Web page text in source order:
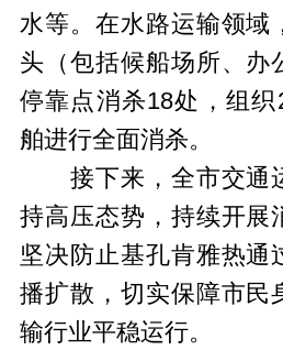
水等。在水路运输领域
头（包括候船场所、办
停靠点消杀18处，组
舶进行全面消杀。
接下来，全市交通
持高压态势，持续开展
坚决防止基孔肯雅热通
播扩散，切实保障市民
输行业平稳运行。